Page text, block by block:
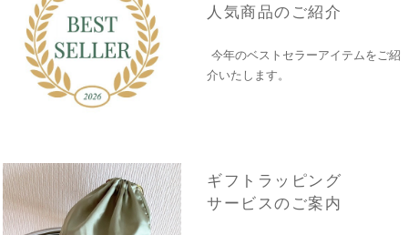
人気商品のご紹介
今年のベストセラーアイテムをご紹
介いたします。
ギフトラッピング
サービスのご案内